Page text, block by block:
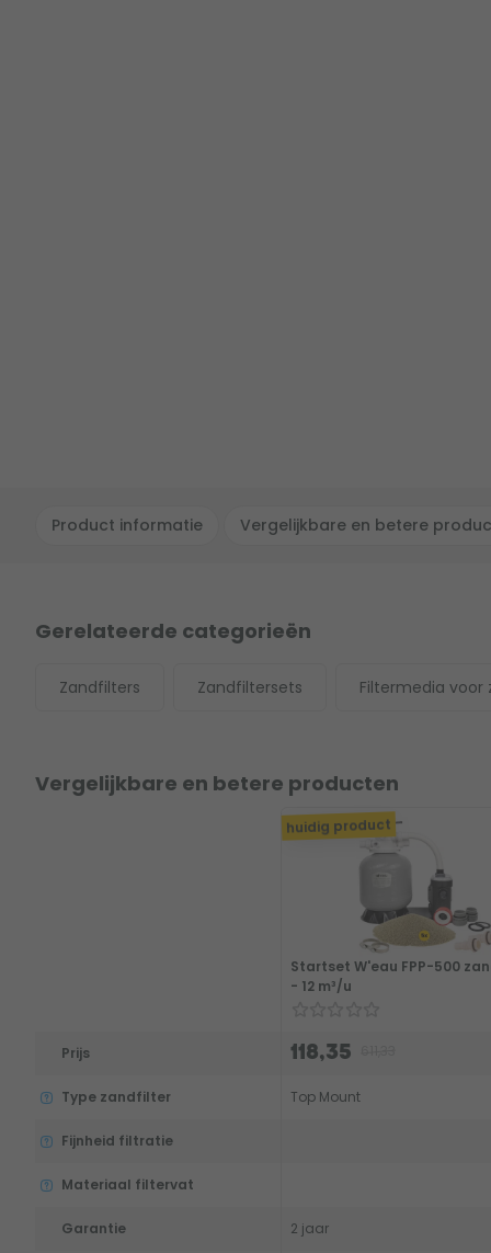
Product informatie Vergelijkbare en betere
Gerelateerde categorieën
Zandfilters Zandfiltersets Filtermedia voor
Vergelijkbare en betere producten
Prijs
Type zandfilter
Fijnheid filtratie
Materiaal filtervat
Garantie
huidig product
Startset W'eau FPP-500
- 12 m³/u
118,35
Top Mount
2 jaar